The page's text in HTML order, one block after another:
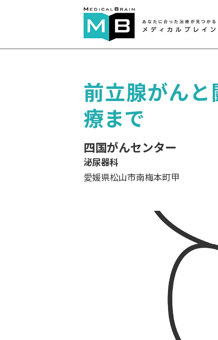
前立腺がん
療まで
四国がんセンター
泌尿器科
愛媛県松山市南梅本町甲